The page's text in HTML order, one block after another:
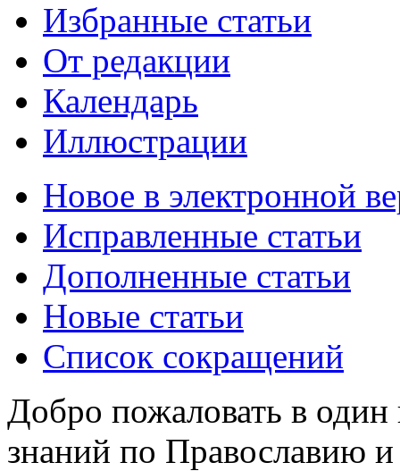
Избранные статьи
От редакции
Календарь
Иллюстрации
Новое в электронной
Исправленные статьи
Дополненные статьи
Новые статьи
Список сокращений
Добро пожаловать в
знаний по Православию